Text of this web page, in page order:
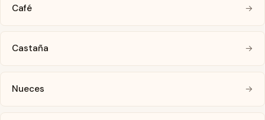
Café →
Castaña →
Nueces →